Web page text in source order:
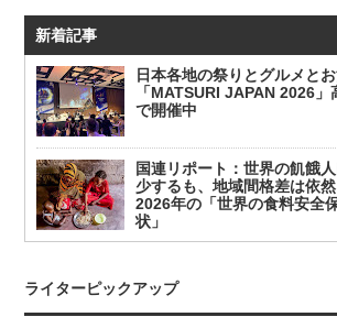
新着記事
日本各地の祭りとグルメと
「MATSURI JAPAN 2026
で開催中
国連リポート：世界の飢餓
少するも、地域間格差は依
2026年の「世界の食料安全
状」
ライターピックアップ